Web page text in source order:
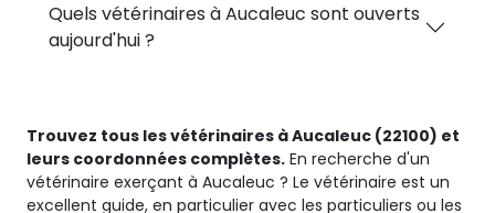
Quels vétérinaires à Aucaleuc sont ouverts
aujourd'hui ?
Trouvez tous les vétérinaires à Aucaleuc (22100) et
leurs coordonnées complètes. En recherche d'un
vétérinaire exerçant à Aucaleuc ? Le vétérinaire est un
excellent guide, en particulier avec les particuliers ou les